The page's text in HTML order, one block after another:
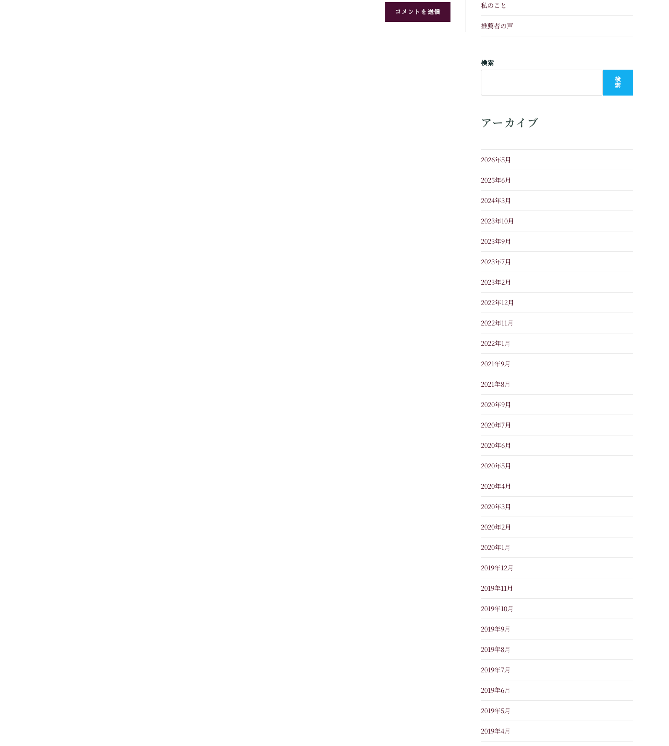
私のこと
推薦者の声
検索
検
索
アーカイブ
2026年5月
2025年6月
2024年3月
2023年10月
2023年9月
2023年7月
2023年2月
2022年12月
2022年11月
2022年1月
2021年9月
2021年8月
2020年9月
2020年7月
2020年6月
2020年5月
2020年4月
2020年3月
2020年2月
2020年1月
2019年12月
2019年11月
2019年10月
2019年9月
2019年8月
2019年7月
2019年6月
2019年5月
2019年4月